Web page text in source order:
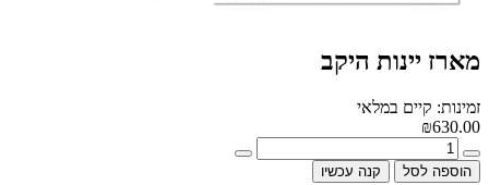
מארז יינות היקב
זמינות: קיים במלאי
₪630.00
הוספה לסל קנה עכשיו